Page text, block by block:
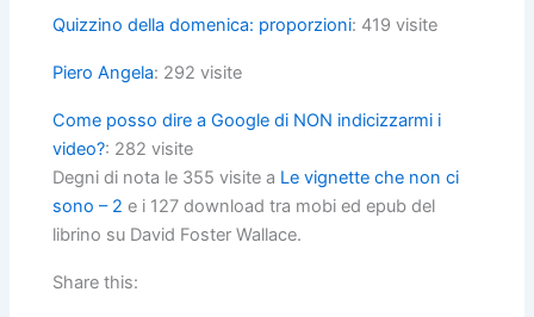
Quizzino della domenica: proporzioni: 419 visite
Piero Angela: 292 visite
Come posso dire a Google di NON indicizzarmi i
video?: 282 visite
Degni di nota le 355 visite a Le vignette che non ci
sono – 2 e i 127 download tra mobi ed epub del
librino su David Foster Wallace.
Share this: